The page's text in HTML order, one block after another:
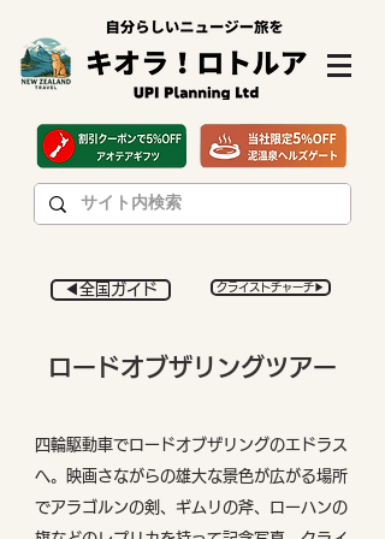
◀︎全国ガイド クライストチャーチ▶︎
ロードオブザリングツアー
四輪駆動車でロードオブザリングのエドラス
へ。映画さながらの雄大な景色が広がる場所
でアラゴルンの剣、ギムリの斧、ローハンの